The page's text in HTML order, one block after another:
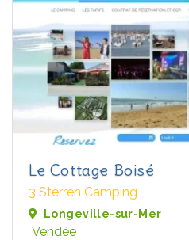
Le Cottage Boisé
3 Sterren Camping
Longeville-sur-Mer
Vendée